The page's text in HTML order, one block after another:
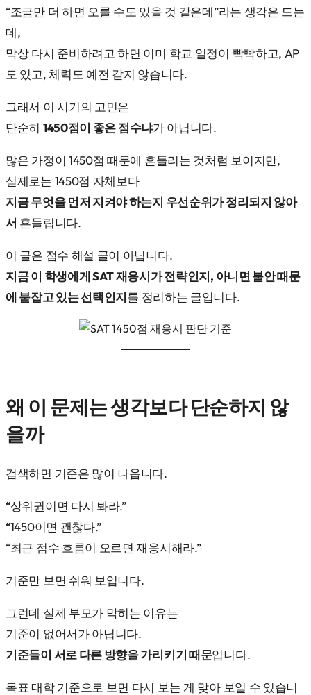
“조금만 더 하면 오를 수도 있을 것 같은데”라는 생각은 드는
데,
막상 다시 준비하려고 하면 이미 학교 일정이 빡빡하고, AP
도 있고, 체력도 예전 같지 않습니다.
그래서 이 시기의 고민은
단순히 1450점이 좋은 점수냐가 아닙니다.
많은 가정이 1450점 때문에 흔들리는 것처럼 보이지만,
실제로는 1450점 자체보다
지금 무엇을 먼저 지켜야 하는지 우선순위가 정리되지 않아
서 흔들립니다.
이 글은 점수 해설 글이 아닙니다.
지금 이 학생에게 SAT 재응시가 전략인지, 아니면 불안 때문
에 붙잡고 있는 선택인지를 정리하는 글입니다.
왜 이 문제는 생각보다 단순하지 않
을까
검색하면 기준은 많이 나옵니다.
“상위권이면 다시 봐라.”
“1450이면 괜찮다.”
“최근 점수 흐름이 오르면 재응시해라.”
기준만 보면 쉬워 보입니다.
그런데 실제 부모가 막히는 이유는
기준이 없어서가 아닙니다.
기준들이 서로 다른 방향을 가리키기 때문입니다.
목표 대학 기준으로 보면 다시 보는 게 맞아 보일 수 있습니